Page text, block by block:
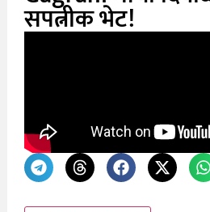
सपत्नीक भेट!